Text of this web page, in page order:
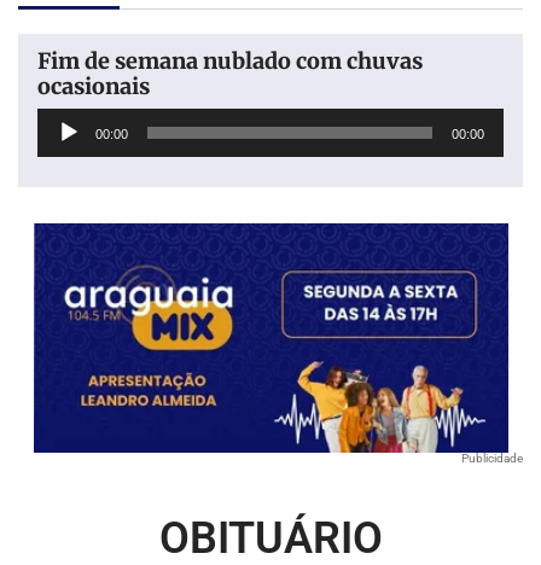
Fim de semana nublado com chuvas
ocasionais
Tocador
00:00 00:00
Publicidade
OBITUÁRIO